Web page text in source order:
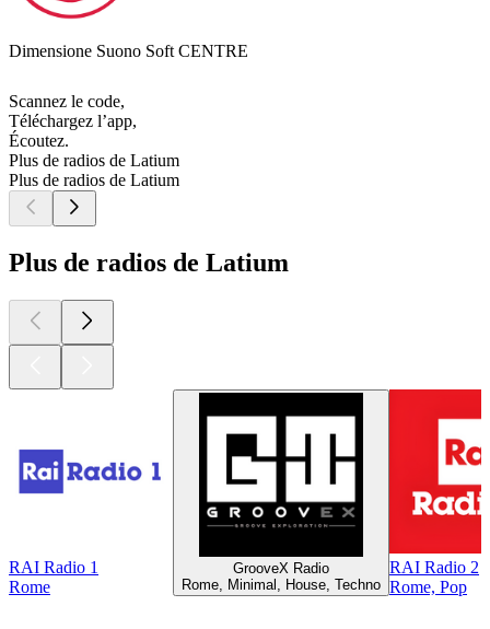
Dimensione Suono Soft CENTRE
Scannez le code,
Téléchargez l’app,
Écoutez.
Plus de radios de Latium
Plus de radios de Latium
Plus de radios de Latium
RAI Radio 1
Rome
GrooveX Radio
Rome, Minimal, House, Techno
RAI Radio 2
Rome, Pop